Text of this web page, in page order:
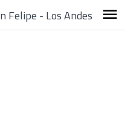
Felipe - Los Andes